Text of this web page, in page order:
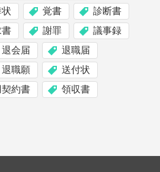
状 覚書
診断書
書 謝罪
議事録
退会届
退職届
退職願
送付状
契約書
領収書